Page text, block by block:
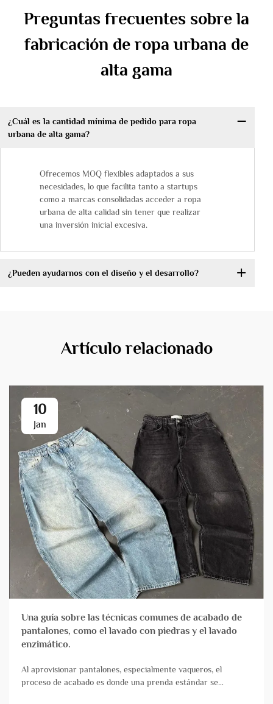
Preguntas frecuentes sobre la
fabricación de ropa urbana de
alta gama
¿Cuál es la cantidad mínima de pedido para ropa
urbana de alta gama?
Ofrecemos MOQ flexibles adaptados a sus
necesidades, lo que facilita tanto a startups
como a marcas consolidadas acceder a ropa
urbana de alta calidad sin tener que realizar
una inversión inicial excesiva.
¿Pueden ayudarnos con el diseño y el desarrollo?
Artículo relacionado
10
Jan
Una guía sobre las técnicas comunes de acabado de
pantalones, como el lavado con piedras y el lavado
enzimático.
Al aprovisionar pantalones, especialmente vaqueros, el
proceso de acabado es donde una prenda estándar se